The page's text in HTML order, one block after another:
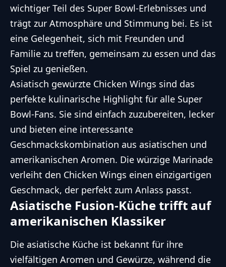
wichtiger Teil des Super Bowl-Erlebnisses und
trägt zur Atmosphäre und Stimmung bei. Es ist
eine Gelegenheit, sich mit Freunden und
Familie zu treffen, gemeinsam zu essen und das
Spiel zu genießen.
Asiatisch gewürzte Chicken Wings sind das
perfekte kulinarische Highlight für alle Super
Bowl-Fans. Sie sind einfach zuzubereiten, lecker
und bieten eine interessante
Geschmackskombination aus asiatischen und
amerikanischen Aromen. Die würzige Marinade
verleiht den Chicken Wings einen einzigartigen
Geschmack, der perfekt zum Anlass passt.
Asiatische Fusion-Küche trifft auf
amerikanischen Klassiker
Die asiatische Küche ist bekannt für ihre
vielfältigen Aromen und Gewürze, während die